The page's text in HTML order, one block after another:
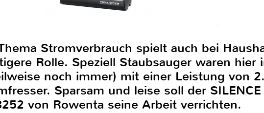
Stromverbrauch spielt auch bei
Rolle. Speziell Staubsauger waren hier
noch immer) mit einer Leistung von
Sparsam und leise soll der SILENCE
von Rowenta seine Arbeit verrichten.